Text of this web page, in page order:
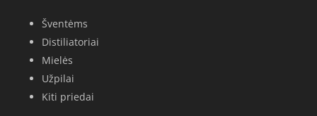
Šventėms
Distiliatoriai
Mielės
Užpilai
Kiti priedai